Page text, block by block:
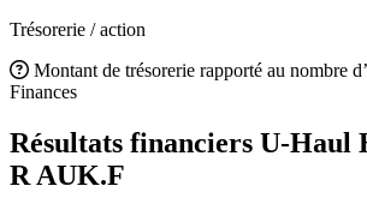
Trésorerie / action
Montant de trésorerie rapporté au nombre
Finances
Résultats financiers U-Haul
R AUK.F